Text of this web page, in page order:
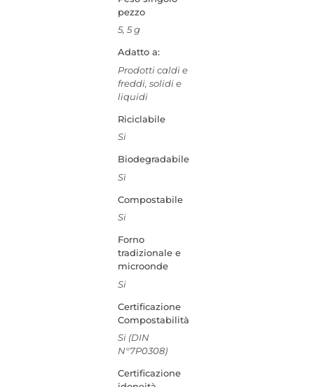
pezzo
5, 5 g
Adatto a:
Prodotti caldi e
freddi, solidi e
liquidi
Riciclabile
Si
Biodegradabile
Sì
Compostabile
Si
Forno
tradizionale e
microonde
Si
Certificazione
Compostabilità
Si (DIN
N°7P0308)
Certificazione